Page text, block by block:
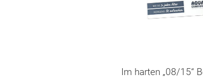
Im harten „08/15“